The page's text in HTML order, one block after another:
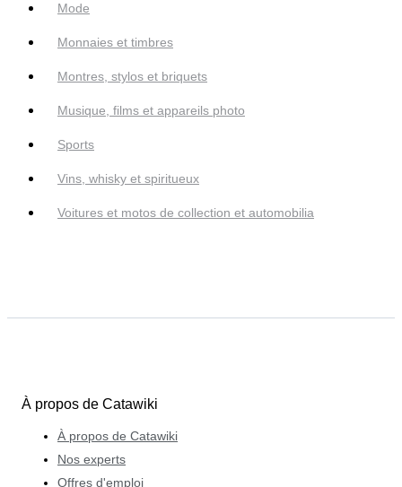
Mode
Monnaies et timbres
Montres, stylos et briquets
Musique, films et appareils photo
Sports
Vins, whisky et spiritueux
Voitures et motos de collection et automobilia
À propos de Catawiki
À propos de Catawiki
Nos experts
Offres d'emploi